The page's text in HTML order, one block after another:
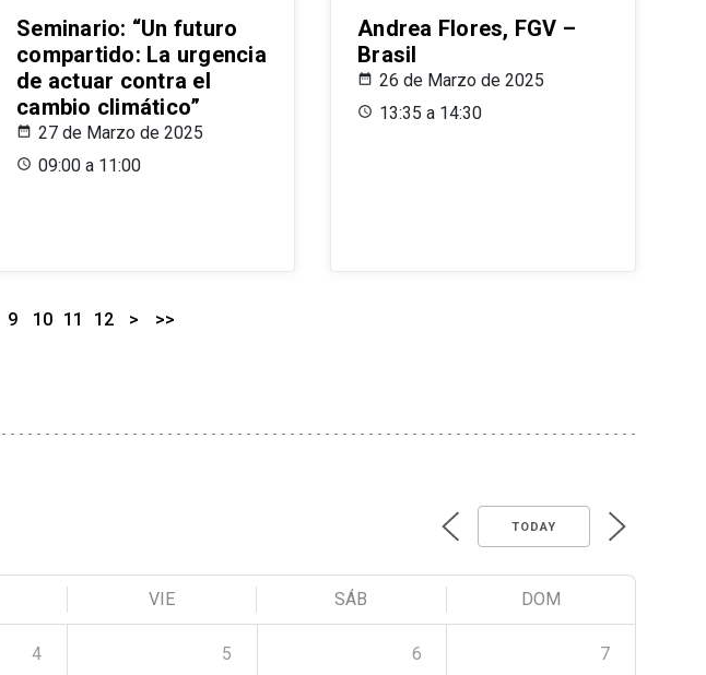
Seminario: “Un futuro
compartido: La urgencia
de actuar contra el
cambio climático”
27 de Marzo de 2025
09:00 a 11:00
Andrea Flores, FGV –
Brasil
26 de Marzo de 2025
13:35 a 14:30
9 10 11 12 > >>
TODAY
VIE SÁB DOM
4 5 6 7